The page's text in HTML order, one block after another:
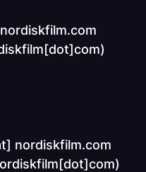
nordiskfilm.com
nordiskfilm.com